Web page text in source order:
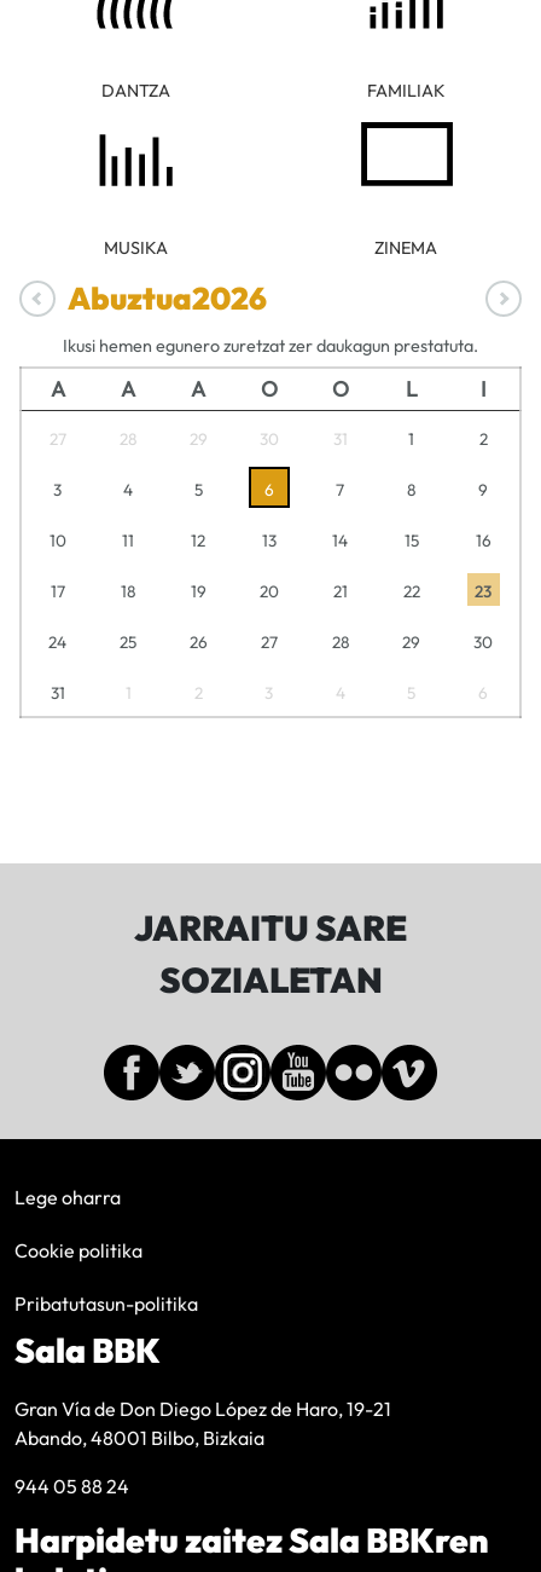
DANTZA FAMILIAK
MUSIKA ZINEMA
Abuztua2026
Ikusi hemen egunero zuretzat zer daukagun prestatuta.
A A A O O L I
27 28 29 30 31 1 2
3 4 5 6 7 8 9
10 11 12 13 14 15 16
17 18 19 20 21 22 23
24 25 26 27 28 29 30
31 1 2 3 4 5 6
JARRAITU SARE
SOZIALETAN
Lege oharra
Cookie politika
Pribatutasun-politika
Sala BBK
Gran Vía de Don Diego López de Haro, 19-21
Abando, 48001 Bilbo, Bizkaia
944 05 88 24
Harpidetu zaitez Sala BBKren